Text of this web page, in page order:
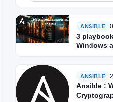
ANSIBLE
3
Windows
ANSIBLE
Ansible :